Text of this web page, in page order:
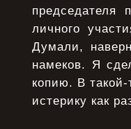
председателя
личного
Думали,
намеков. Я
копию. В
истерику как